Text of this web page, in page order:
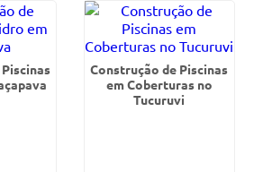
Construção de Piscinas
em Coberturas no
Tucuruvi